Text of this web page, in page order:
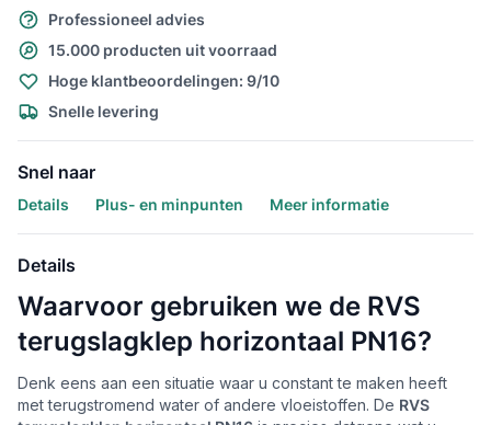
Professioneel advies
15.000 producten uit voorraad
Hoge klantbeoordelingen: 9/10
Snelle levering
Snel naar
Details Plus- en minpunten Meer informatie
Details
Waarvoor gebruiken we de RVS
terugslagklep horizontaal PN16?
Denk eens aan een situatie waar u constant te maken heeft
met terugstromend water of andere vloeistoffen. De RVS